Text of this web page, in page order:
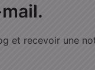
et recevoir une